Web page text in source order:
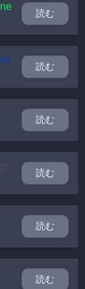
読む
読む
読む
読む
読む
読む